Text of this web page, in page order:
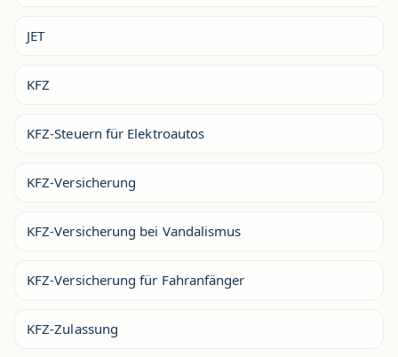
JET
KFZ
KFZ-Steuern für Elektroautos
KFZ-Versicherung
KFZ-Versicherung bei Vandalismus
KFZ-Versicherung für Fahranfänger
KFZ-Zulassung